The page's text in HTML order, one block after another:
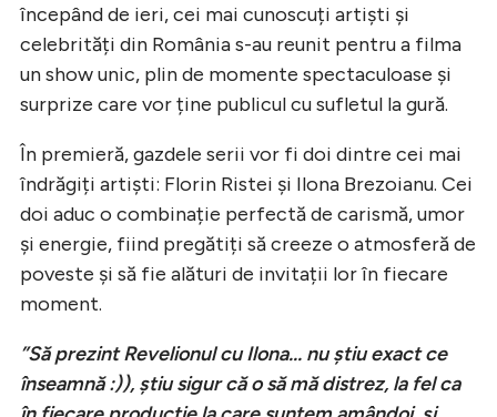
începând de ieri, cei mai cunoscuți artiști și
celebrități din România s-au reunit pentru a filma
un show unic, plin de momente spectaculoase și
surprize care vor ține publicul cu sufletul la gură.
În premieră, gazdele serii vor fi doi dintre cei mai
îndrăgiți artiști: Florin Ristei și Ilona Brezoianu. Cei
doi aduc o combinație perfectă de carismă, umor
și energie, fiind pregătiți să creeze o atmosferă de
poveste și să fie alături de invitații lor în fiecare
moment.
”Să prezint Revelionul cu Ilona... nu știu exact ce
înseamnă :)), știu sigur că o să mă distrez, la fel ca